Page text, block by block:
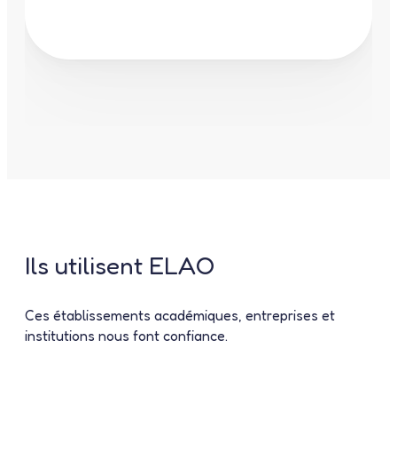
Ils utilisent ELAO
Ces établissements académiques, entreprises et
institutions nous font confiance.